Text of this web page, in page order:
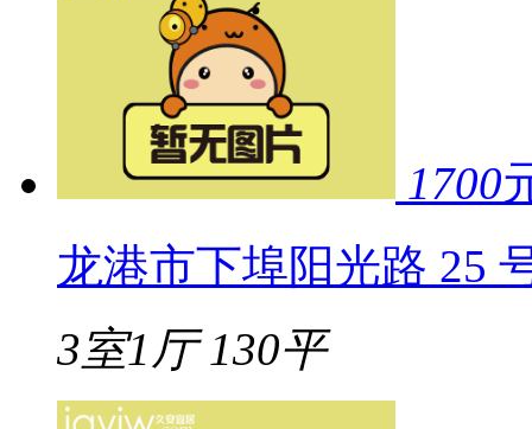
1700
龙港市下埠阳光路 25
3室1厅 130平